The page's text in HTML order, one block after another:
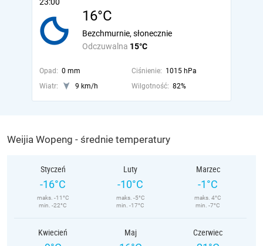
16°C
Odczuwalna 15°C
Bezchmurnie, słonecznie
Opad: 0 mm Ciśnienie: 1015 hPa
Wiatr:
9 km/h Wilgotność: 82%
Weijia Wopeng - średnie temperatury
Styczeń
-16°C
maks. -11°C
min. -22°C
Luty
-10°C
maks. -5°C
min. -17°C
Marzec
-1°C
maks. 4°C
min. -7°C
Kwiecień Maj Czerwiec